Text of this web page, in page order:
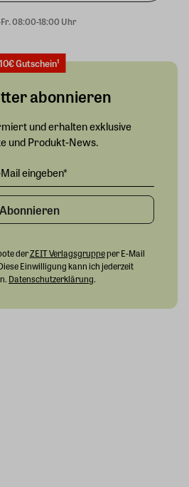
08:00-18:00 Uhr
10€ Gutschein¹
abonnieren
und erhalten exklusive
und Produkt-News.
Abonnieren
derZEIT Verlagsgruppeper E-Mail
Einwilligung kann ich jederzeit
Datenschutzerklärung.